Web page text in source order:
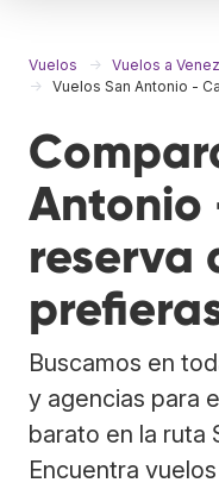
Vuelos Vuelos a
Vuelos San Antonio -
Antonio
reserva
Buscamos en
y agencias para
barato en la ruta
Encuentra